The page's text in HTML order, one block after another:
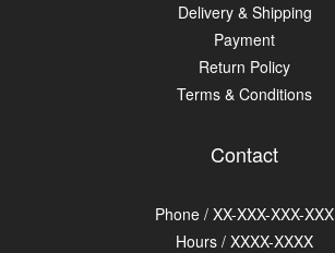
Delivery & Shipping
Payment
Return Policy
Terms & Conditions
Contact
Phone / XX-XXX-XXX-XXX
Hours / XXXX-XXXX